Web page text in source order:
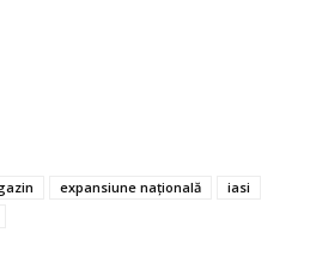
expansiune națională
iasi